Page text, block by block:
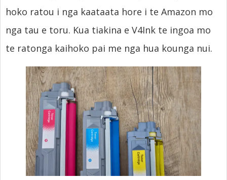
hoko ratou i nga kaataata hore i te Amazon mo
nga tau e toru. Kua tiakina e V4Ink te ingoa mo
te ratonga kaihoko pai me nga hua kounga nui.